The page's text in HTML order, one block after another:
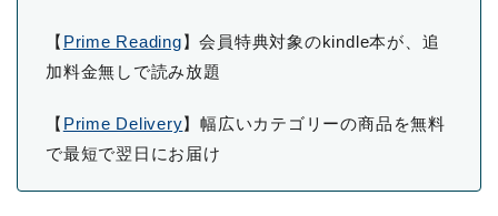
【 Prime Reading】会員特典対象のkindle本が、追
加料金無しで読み放題
【 Prime Delivery】幅広いカテゴリーの商品を無料
で最短で翌日にお届け